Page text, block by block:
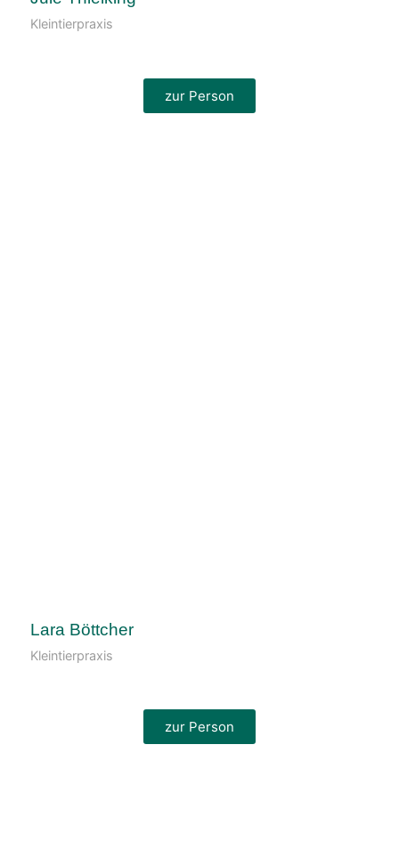
Kleintierpraxis
zur Person
Lara Böttcher
Kleintierpraxis
zur Person